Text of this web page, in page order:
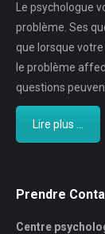
Le psychologue
problème. Ses
que lorsque
le problème
questions
Lire plus ...
Prendre
Centre